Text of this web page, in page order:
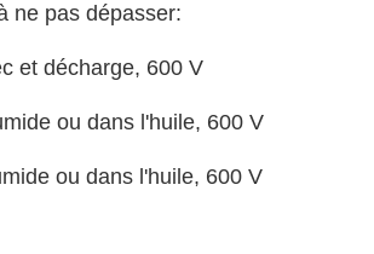
ne pas dépasser:
et décharge, 600 V
ou dans l'huile, 600 V
ou dans l'huile, 600 V